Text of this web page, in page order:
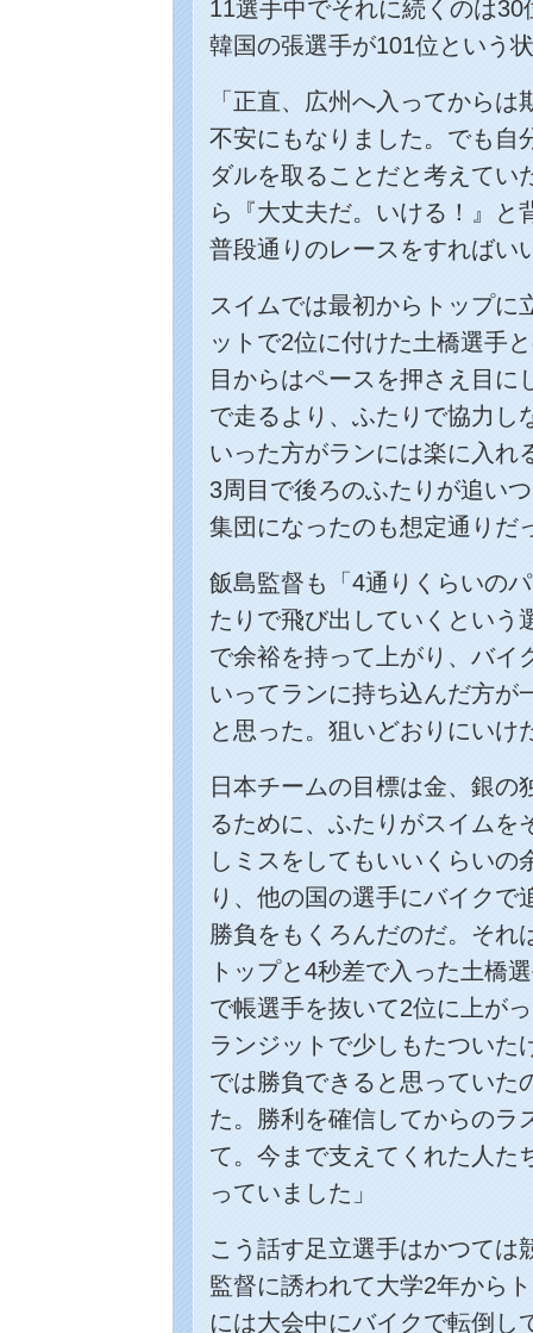
11選手中でそれに続くのは
韓国の張選手が101位という
「正直、広州へ入ってから
不安にもなりました。でも自
ダルを取ることだと考えて
ら『大丈夫だ。いける！』と
普段通りのレースをすればい
スイムでは最初からトップに
ットで2位に付けた土橋選手
目からはペースを押さえ目に
で走るより、ふたりで協力し
いった方がランには楽に入れ
3周目で後ろのふたりが追い
集団になったのも想定通りだ
飯島監督も「4通りくらいの
たりで飛び出していくという
で余裕を持って上がり、バイ
いってランに持ち込んだ方が
と思った。狙いどおりにいけ
日本チームの目標は金、銀の
るために、ふたりがスイムを
しミスをしてもいいくらいの
り、他の国の選手にバイクで
勝負をもくろんだのだ。それ
トップと4秒差で入った土橋
で帳選手を抜いて2位に上が
ランジットで少しもたついた
では勝負できると思っていた
た。勝利を確信してからのラ
て。今まで支えてくれた人た
っていました」
こう話す足立選手はかつては
監督に誘われて大学2年から
には大会中にバイクで転倒し